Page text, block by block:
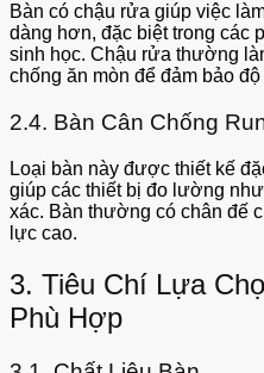
Bàn có chậu rửa giúp việc
dàng hơn, đặc biệt trong các
sinh học. Chậu rửa thường
chống ăn mòn để đảm bảo
2.4. Bàn Cân Chống
Loại bàn này được thiết kế
giúp các thiết bị đo lường
xác. Bàn thường có chân đế
lực cao.
3. Tiêu Chí Lựa
Phù Hợp